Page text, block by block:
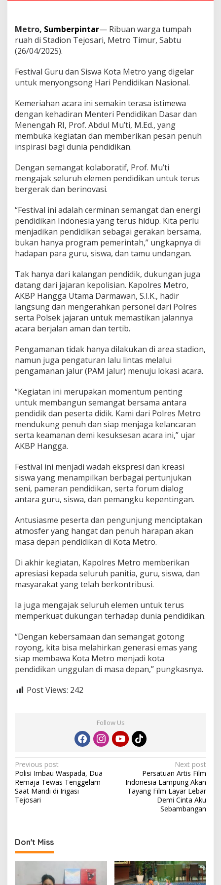
g
g
u
S
e
m
a
n
g
a
t
K
o
a
M
e
o
,
K
a
p
o
r
e
s
T
u
r
u
L
a
n
g
u
n
g
K
a
w
A
n
t
u
s
a
s
W
a
g
a
Metro, Sumberpintar— Ribuan warga tumpah
ruah di Stadion Tejosari, Metro Timur, Sabtu
(26/04/2025).
Festival Guru dan Siswa Kota Metro yang digelar
untuk menyongsong Hari Pendidikan Nasional.
Kemeriahan acara ini semakin terasa istimewa
dengan kehadiran Menteri Pendidikan Dasar dan
Menengah RI, Prof. Abdul Mu’ti, M.Ed., yang
membuka kegiatan dan memberikan pesan penuh
inspirasi bagi dunia pendidikan.
Dengan semangat kolaboratif, Prof. Mu’ti
mengajak seluruh elemen pendidikan untuk terus
bergerak dan berinovasi.
“Festival ini adalah cerminan semangat dan energi
pendidikan Indonesia yang terus hidup. Kita perlu
menjadikan pendidikan sebagai gerakan bersama,
bukan hanya program pemerintah,” ungkapnya di
hadapan para guru, siswa, dan tamu undangan.
Tak hanya dari kalangan pendidik, dukungan juga
datang dari jajaran kepolisian. Kapolres Metro,
AKBP Hangga Utama Darmawan, S.I.K., hadir
langsung dan mengerahkan personel dari Polres
serta Polsek jajaran untuk memastikan jalannya
acara berjalan aman dan tertib.
Pengamanan tidak hanya dilakukan di area stadion,
namun juga pengaturan lalu lintas melalui
pengamanan jalur (PAM jalur) menuju lokasi acara.
“Kegiatan ini merupakan momentum penting
untuk membangun semangat bersama antara
pendidik dan peserta didik. Kami dari Polres Metro
mendukung penuh dan siap menjaga kelancaran
serta keamanan demi kesuksesan acara ini,” ujar
AKBP Hangga.
Festival ini menjadi wadah ekspresi dan kreasi
siswa yang menampilkan berbagai pertunjukan
seni, pameran pendidikan, serta forum dialog
antara guru, siswa, dan pemangku kepentingan.
Antusiasme peserta dan pengunjung menciptakan
atmosfer yang hangat dan penuh harapan akan
masa depan pendidikan di Kota Metro.
Di akhir kegiatan, Kapolres Metro memberikan
apresiasi kepada seluruh panitia, guru, siswa, dan
masyarakat yang telah berkontribusi.
Ia juga mengajak seluruh elemen untuk terus
memperkuat dukungan terhadap dunia pendidikan.
“Dengan kebersamaan dan semangat gotong
royong, kita bisa melahirkan generasi emas yang
siap membawa Kota Metro menjadi kota
pendidikan unggulan di masa depan,” pungkasnya.
Post Views: 242
Follow Us
P
o
s
t
a
v
i
g
Previous post
Polisi Imbau Waspada, Dua
Remaja Tewas Tenggelam
Saat Mandi di Irigasi
Tejosari
Next post
Persatuan Artis Film
Indonesia Lampung Akan
Tayang Film Layar Lebar
Demi Cinta Aku
Sebambangan
Don't Miss